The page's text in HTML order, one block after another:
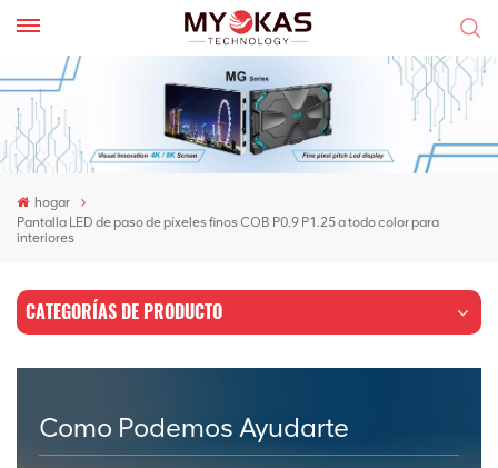
hogar
Pantalla LED de paso de píxeles finos COB P0.9 P1.25 a todo color para
interiores
CATEGORÍAS DE PRODUCTO
Como Podemos Ayudarte